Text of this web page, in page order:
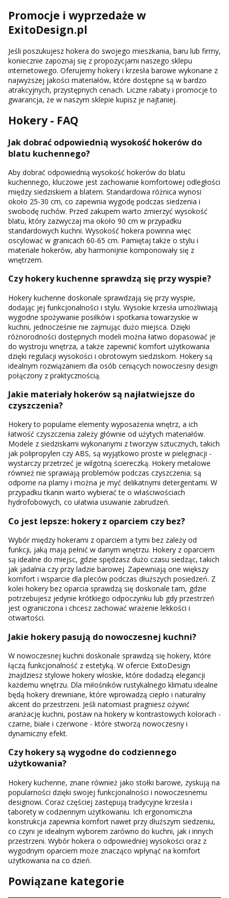
Promocje i wyprzedaże w
ExitoDesign.pl
Jeśli poszukujesz hokera do swojego mieszkania, baru lub firmy,
koniecznie zapoznaj się z propozycjami naszego sklepu
internetowego. Oferujemy hokery i krzesła barowe wykonane z
najwyższej jakości materiałów, które dostępne są w bardzo
atrakcyjnych, przystępnych cenach. Liczne rabaty i promocje to
gwarancja, że w naszym sklepie kupisz je najtaniej.
Hokery - FAQ
Jak dobrać odpowiednią wysokość hokerów do
blatu kuchennego?
Aby dobrać odpowiednią wysokość hokerów do blatu
kuchennego, kluczowe jest zachowanie komfortowej odległości
między siedziskiem a blatem. Standardowa różnica wynosi
około 25-30 cm, co zapewnia wygodę podczas siedzenia i
swobodę ruchów. Przed zakupem warto zmierzyć wysokość
blatu, który zazwyczaj ma około 90 cm w przypadku
standardowych kuchni. Wysokość hokera powinna więc
oscylować w granicach 60-65 cm. Pamiętaj także o stylu i
materiale hokerów, aby harmonijnie komponowały się z
wnętrzem.
Czy hokery kuchenne sprawdzą się przy wyspie?
Hokery kuchenne doskonale sprawdzają się przy wyspie,
dodając jej funkcjonalności i stylu. Wysokie krzesła umożliwiają
wygodne spożywanie posiłków i spotkania towarzyskie w
kuchni, jednocześnie nie zajmując dużo miejsca. Dzięki
różnorodności dostępnych modeli można łatwo dopasować je
do wystroju wnętrza, a także zapewnić komfort użytkowania
dzięki regulacji wysokości i obrotowym siedziskom. Hokery są
idealnym rozwiązaniem dla osób ceniących nowoczesny design
połączony z praktycznością.
Jakie materiały hokerów są najłatwiejsze do
czyszczenia?
Hokery to popularne elementy wyposażenia wnętrz, a ich
łatwość czyszczenia zależy głównie od użytych materiałów.
Modele z siedziskami wykonanymi z tworzyw sztucznych, takich
jak polipropylen czy ABS, są wyjątkowo proste w pielęgnacji -
wystarczy przetrzeć je wilgotną ściereczką. Hokery metalowe
również nie sprawiają problemów podczas czyszczenia; są
odporne na plamy i można je myć delikatnymi detergentami. W
przypadku tkanin warto wybierać te o właściwościach
hydrofobowych, co ułatwia usuwanie zabrudzeń.
Co jest lepsze: hokery z oparciem czy bez?
Wybór między hokerami z oparciem a tymi bez zależy od
funkcji, jaką mają pełnić w danym wnętrzu. Hokery z oparciem
są idealne do miejsc, gdzie spędzasz dużo czasu siedząc, takich
jak jadalnia czy przy ladzie barowej. Zapewniają one większy
komfort i wsparcie dla pleców podczas dłuższych posiedzeń. Z
kolei hokery bez oparcia sprawdzą się doskonale tam, gdzie
potrzebujesz jedynie krótkiego odpoczynku lub gdy przestrzeń
jest ograniczona i chcesz zachować wrażenie lekkości i
otwartości.
Jakie hokery pasują do nowoczesnej kuchni?
W nowoczesnej kuchni doskonale sprawdzą się hokery, które
łączą funkcjonalność z estetyką. W ofercie ExitoDesign
znajdziesz stylowe hokery włoskie, które dodadzą elegancji
każdemu wnętrzu. Dla miłośników rustykalnego klimatu idealne
będą hokery drewniane, które wprowadzą ciepło i naturalny
akcent do przestrzeni. Jeśli natomiast pragniesz ożywić
aranżację kuchni, postaw na hokery w kontrastowych kolorach -
czarne, białe i czerwone - które stworzą nowoczesny i
dynamiczny efekt.
Czy hokery są wygodne do codziennego
użytkowania?
Hokery kuchenne, znane również jako stołki barowe, zyskują na
popularności dzięki swojej funkcjonalności i nowoczesnemu
designowi. Coraz częściej zastępują tradycyjne krzesła i
taborety w codziennym użytkowaniu. Ich ergonomiczna
konstrukcja zapewnia komfort nawet przy dłuższym siedzeniu,
co czyni je idealnym wyborem zarówno do kuchni, jak i innych
przestrzeni. Wybór hokera o odpowiedniej wysokości oraz z
wygodnym oparciem może znacząco wpłynąć na komfort
użytkowania na co dzień.
Powiązane kategorie